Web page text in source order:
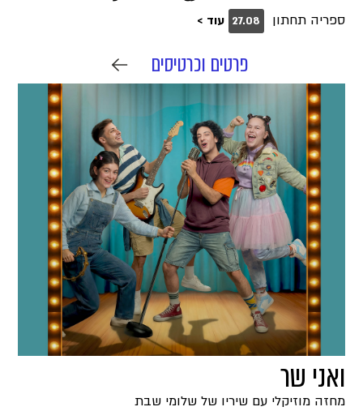
ספריה תחתון
27.08 עוד >
פרטים וכרטיסים
ואני שר
מחזה מוזיקלי עם שיריו של שלומי שבת